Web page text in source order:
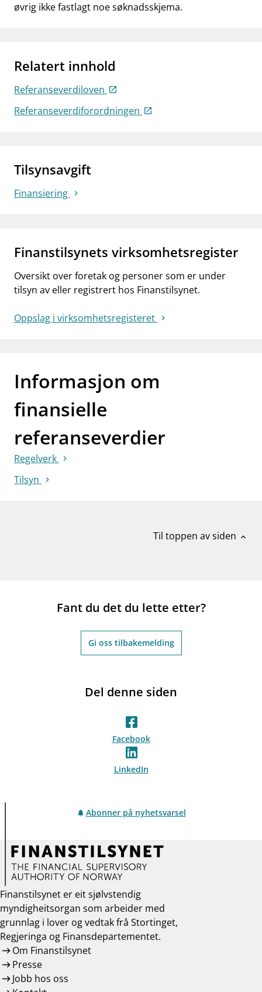
øvrig ikke fastlagt noe søknadsskjema.
Relatert innhold
Referanseverdiloven
Referanseverdiforordningen
Tilsynsavgift
Finansiering
Finanstilsynets virksomhetsregister
Oversikt over foretak og personer som er under
tilsyn av eller registrert hos Finanstilsynet.
Oppslag i virksomhetsregisteret
Informasjon om
finansielle
referanseverdier
Regelverk
Tilsyn
Til toppen av siden expand_less
Fant du det du lette etter?
Gi oss tilbakemelding
Del denne siden
Facebook
LinkedIn
Abonner på nyhetsvarsel
Finanstilsynet er eit sjølvstendig
myndigheitsorgan som arbeider med
grunnlag i lover og vedtak frå Stortinget,
Regjeringa og Finansdepartementet.
Om Finanstilsynet
Presse
Jobb hos oss